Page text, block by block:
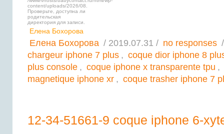
content/uploads/2026/08.
Проверьте, доступна ли
родительская
директория для записи.
Елена Бохорова
Елена Бохорова / 2019.07.31 / no responses
chargeur iphone 7 plus , coque dior iphone 8
plus console , coque iphone x transparente tpu ,
magnetique iphone xr , coque trasher iphone 7
12-34-51661-9 coque iphone 6-